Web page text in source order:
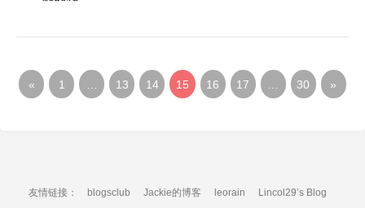
« 1 13 14 15 16 17 30 »
友情链接： blogsclub Jackie的博客 leorain Lincol29’s Blog